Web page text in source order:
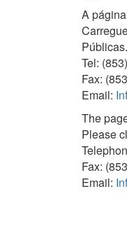
A
Públicas.
Tel:
Fax:
Email:
The
Please
Fax:
Email: